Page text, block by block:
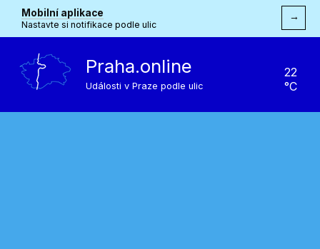
Mobilní aplikace
Nastavte si notifikace podle ulic
→
Praha.online
Události v Praze podle ulic
22
°C